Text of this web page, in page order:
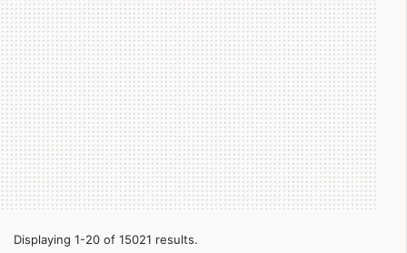
Displaying 1-20 of 15021 results.